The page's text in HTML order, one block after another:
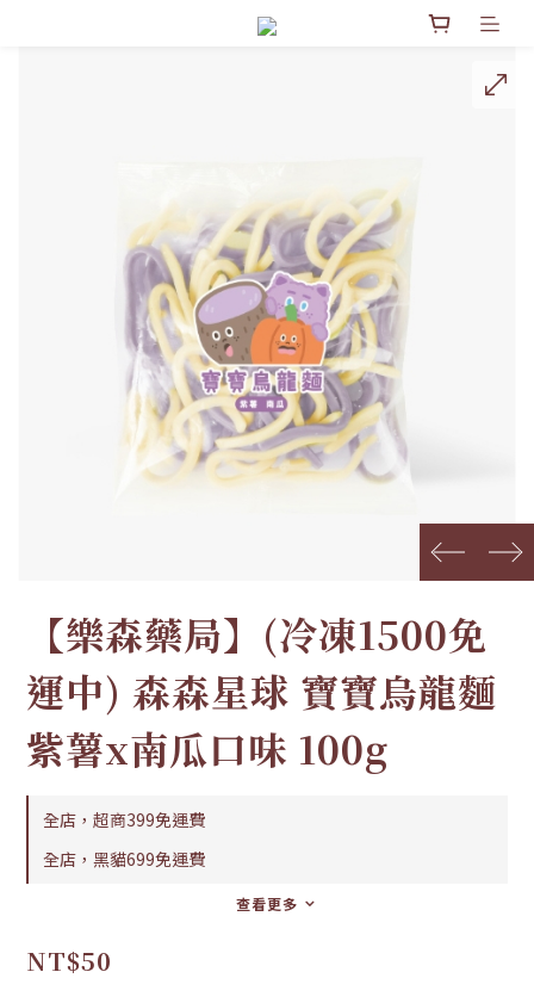
prev next
【樂森藥局】(冷凍1500免
運中) 森森星球 寶寶烏龍麵
紫薯x南瓜口味 100g
全店，超商399免運費
全店，黑貓699免運費
查看更多
NT$50